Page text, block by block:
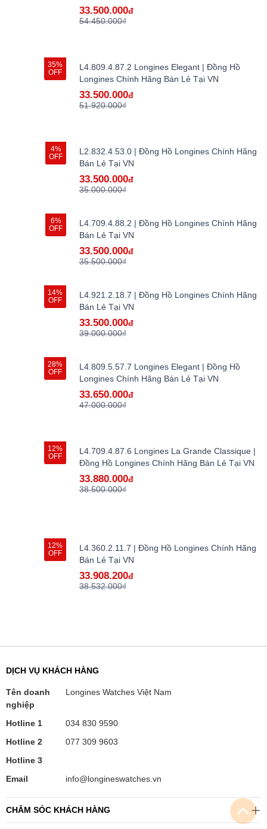
33.500.000đ
54.450.000₫
35%
OFF
L4.809.4.87.2 Longines Elegant | Đồng Hồ
Longines Chính Hãng Bán Lẻ Tại VN
33.500.000đ
51.920.000₫
4%
OFF
L2.832.4.53.0 | Đồng Hồ Longines Chính Hãng
Bán Lẻ Tại VN
33.500.000đ
35.000.000₫
6%
OFF
L4.709.4.88.2 | Đồng Hồ Longines Chính Hãng
Bán Lẻ Tại VN
33.500.000đ
35.500.000₫
14%
OFF
L4.921.2.18.7 | Đồng Hồ Longines Chính Hãng
Bán Lẻ Tại VN
33.500.000đ
39.000.000₫
28%
OFF
L4.809.5.57.7 Longines Elegant | Đồng Hồ
Longines Chính Hãng Bán Lẻ Tại VN
33.650.000đ
47.000.000₫
12%
OFF
L4.709.4.87.6 Longines La Grande Classique |
Đồng Hồ Longines Chính Hãng Bán Lẻ Tại VN
33.880.000đ
38.500.000₫
12%
OFF
L4.360.2.11.7 | Đồng Hồ Longines Chính Hãng
Bán Lẻ Tại VN
33.908.200đ
38.532.000₫
CHĂM SÓC KHÁCH HÀNG
DỊCH VỤ KHÁCH HÀNG
Tên doanh
nghiệp
Longines Watches Việt Nam
Hotline 1
034 830 9590
Hotline 2
077 309 9603
Hotline 3
Email
info@longineswatches.vn